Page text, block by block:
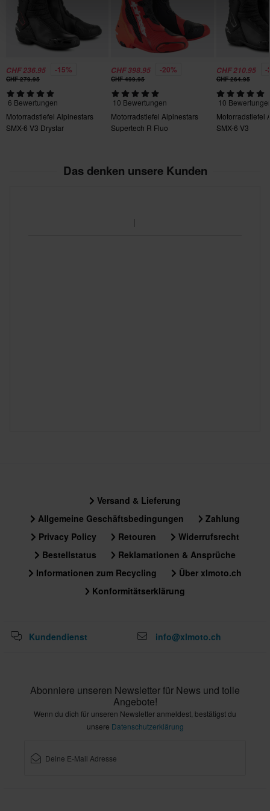
335 x 460 x 115 mm
43
340 x 465 x 115 mm
340 x 465 x 115 mm
335 x 470 x 120 mm
CHF 236.95 -15%
CHF 279.95
6 Bewertungen
Motorradstiefel Alpinestars
SMX-6 V3 Drystar
CHF 398.95 -20%
CHF 499.95
10 Bewertungen
Motorradstiefel Alpinestars
Supertech R Fluo
CHF 210.95 -
CHF 264.95
10
Motorradstiefel
SMX-6 V3
Das denken unsere Kunden
Versand & Lieferung
Allgemeine Geschäftsbedingungen
Zahlung
Privacy Policy
Retouren
Widerrufsrecht
Bestellstatus
Reklamationen & Ansprüche
Informationen zum Recycling
Über xlmoto.ch
Konformitätserklärung
Kundendienst info@xlmoto.ch
Abonniere unseren Newsletter für News und tolle
Angebote!
Wenn du dich für unseren Newsletter anmeldest, bestätigst du
unsere Datenschutzerklärung